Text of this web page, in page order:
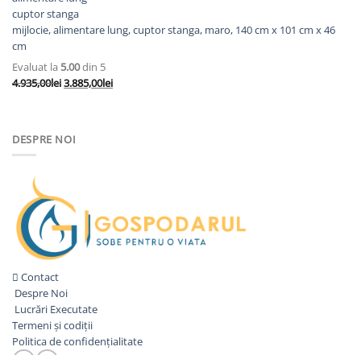
mijlocie, alimentare lung, cuptor stanga, maro, 140 cm x 101 cm x 46
cm
Evaluat la 5.00din 5
4.935,00leiPrețul
4.935,00lei.
3.885,00leiPrețul
DESPRE NOI
Contact
Despre Noi
Lucrări Executate
Termeni și codiții
Politica de confidențialitate